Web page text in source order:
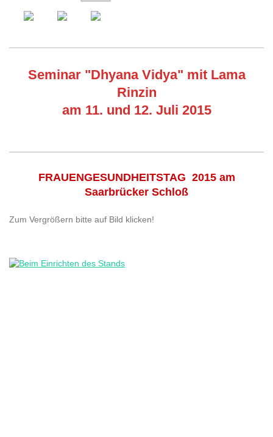
Seminar "Dhyana Vidya" mit Lama
Rinzin
am 11. und 12. Juli 2015
FRAUENGESUNDHEITSTAG 2015 am
Saarbrücker Schloß
Zum Vergrößern bitte auf Bild klicken!